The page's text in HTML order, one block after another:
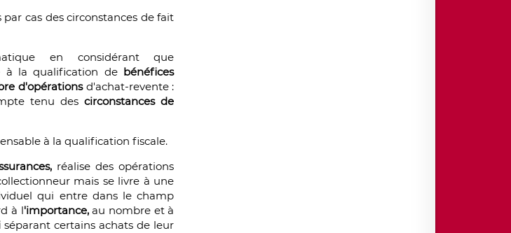
cas des circonstances de fait
en considérant que
à la qualification de bénéfices
d'opérationsd'achat-revente :
tenu descirconstances de
à la qualification fiscale.
réalise des opérations
mais se livre à une
qui entre dans le champ
à l'importance,au nombre et à
séparant certains achats de leur